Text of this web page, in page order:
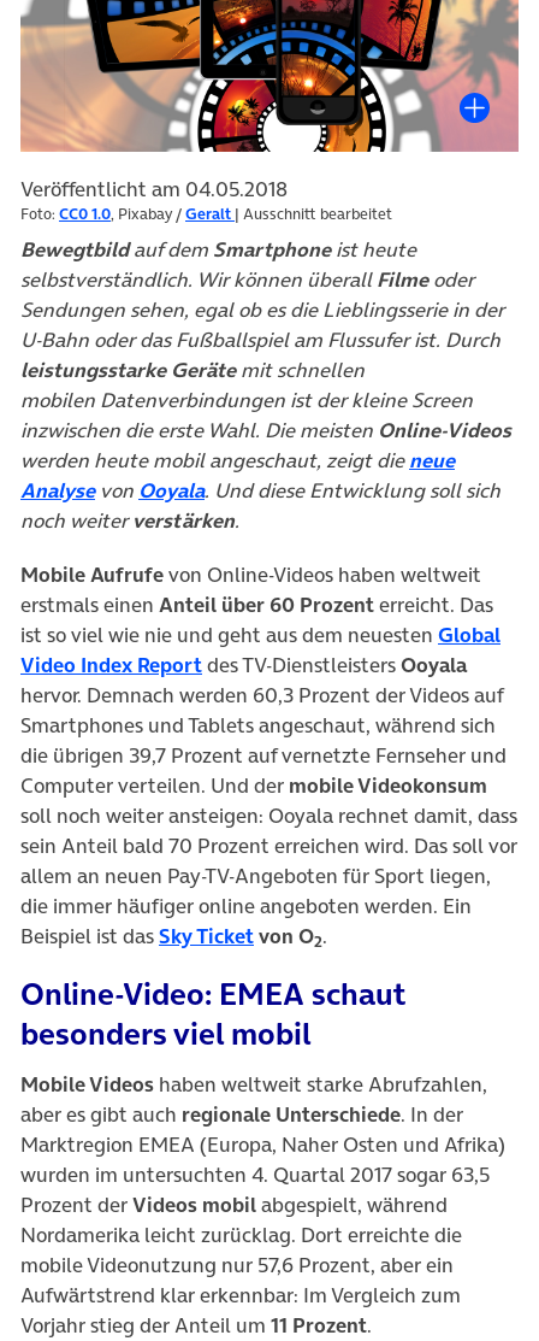
Veröffentlicht am 04.05.2018
Foto: CC0 1.0, Pixabay /Geralt | Ausschnitt bearbeitet
Bewegtbildauf dem Smartphoneist heute
selbstverständlich. Wir können überallFilmeoder
Sendungen sehen, egal ob es die Lieblingsserie in der
U-Bahn oder das Fußballspiel am Flussufer ist. Durch
leistungsstarke Gerätemit schnellen
mobilen Datenverbindungen ist der kleine Screen
inzwischen die erste Wahl. Die meisten Online-Videos
werden heute mobil angeschaut, zeigt dieneue
Analyse(öffnet in neuem Tab)
von Ooyala(öffnet in neuem Tab)
. Und diese Entwicklung soll sich
noch weiterverstärken.
Mobile Aufrufevon Online-Videos haben weltweit
erstmals einen Anteil über 60 Prozenterreicht. Das
ist so viel wie nie und geht aus dem neuesten Global
Video Index Report(öffnet in neuem Tab)
des TV-DienstleistersOoyala
hervor. Demnach werden 60,3 Prozent der Videos auf
Smartphones und Tablets angeschaut, während sich
die übrigen 39,7 Prozent auf vernetzte Fernseher und
Computer verteilen. Und der mobile Videokonsum
soll noch weiter ansteigen: Ooyala rechnet damit, dass
sein Anteil bald 70 Prozent erreichen wird. Das soll vor
allem an neuen Pay-TV-Angeboten für Sport liegen,
die immer häufiger online angeboten werden. Ein
Beispiel ist dasSky Ticket(öffnet in neuem Tab)
von O2.
Online-Video: EMEA schaut
besonders viel mobil
Mobile Videos haben weltweit starke Abrufzahlen,
aber es gibt auch regionale Unterschiede. In der
Marktregion EMEA (Europa, Naher Osten und Afrika)
wurden im untersuchten 4. Quartal 2017 sogar 63,5
Prozent derVideos mobilabgespielt, während
Nordamerika leicht zurücklag. Dort erreichte die
mobile Videonutzung nur 57,6 Prozent, aber ein
Aufwärtstrend klar erkennbar: Im Vergleich zum
Vorjahr stieg der Anteil um 11 Prozent.